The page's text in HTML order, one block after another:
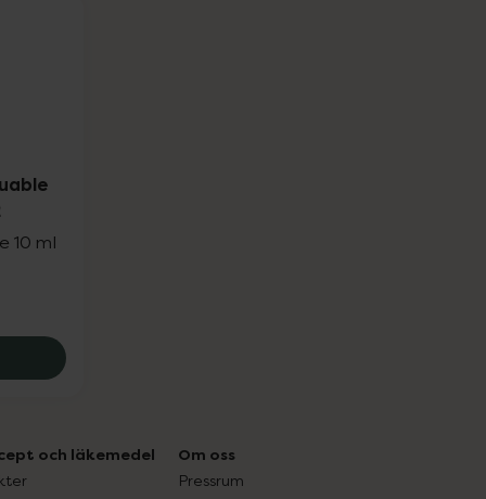
01, 239 kr.
10 ml
Bazaar Remarquable Therapy L'Orangé 02, 239 kr.
och läkemedel Om oss
Pressrum